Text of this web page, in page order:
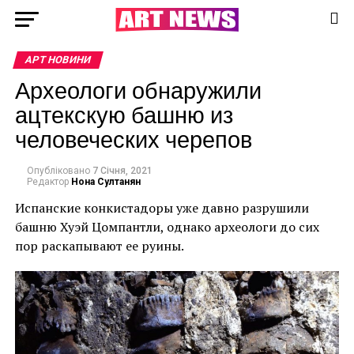
АРТ НОВИНИ
Археологи обнаружили
ацтекскую башню из
человеческих черепов
Опубліковано 7 Січня, 2021
Редактор Нона Султанян
Испанские конкистадоры уже давно разрушили
башню Хуэй Цомпантли, однако археологи до сих
пор раскапывают ее руины.